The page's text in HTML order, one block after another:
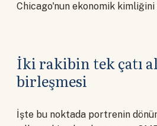
Chicago'nun ekonomik
İki rakibin tek çatı
birleşmesi
İşte bu noktada portrenin